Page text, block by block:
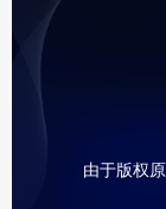
由于版权